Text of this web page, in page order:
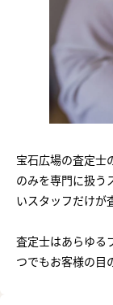
宝石広場の査定士
のみを専門に扱う
いスタッフだけが
査定士はあらゆる
つでもお客様の目